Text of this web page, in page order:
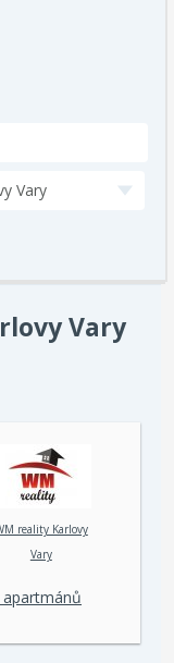
Vary
Vary
reality Karlovy
Vary